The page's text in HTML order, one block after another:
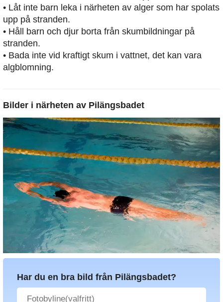
• Låt inte barn leka i närheten av alger som har spolats
upp på stranden.
• Håll barn och djur borta från skumbildningar på
stranden.
• Bada inte vid kraftigt skum i vattnet, det kan vara
algblomning.
Bilder i närheten av Pilängsbadet
Har du en bra bild från Pilängsbadet?